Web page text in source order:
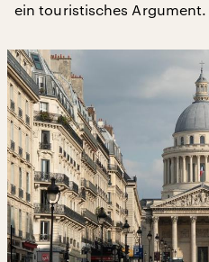
ein touristisches Argument.